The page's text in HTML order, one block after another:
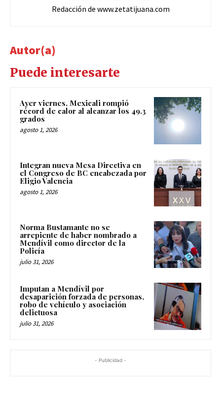
Redacción de www.zetatijuana.com
Autor(a)
Puede interesarte
Ayer viernes, Mexicali rompió
récord de calor al alcanzar los 49.3
grados
agosto 1, 2026
Integran nueva Mesa Directiva en
el Congreso de BC encabezada por
Eligio Valencia
agosto 1, 2026
Norma Bustamante no se
arrepiente de haber nombrado a
Mendívil como director de la
Policía
julio 31, 2026
Imputan a Mendívil por
desaparición forzada de personas,
robo de vehículo y asociación
delictuosa
julio 31, 2026
- Publicidad -